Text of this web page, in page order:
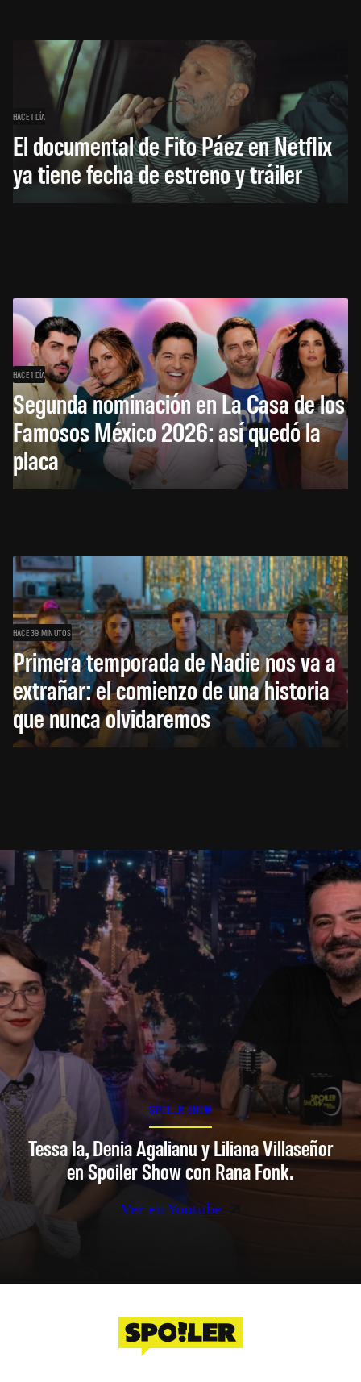
HACE 1 DÍA
El documental de Fito Páez en Netflix
ya tiene fecha de estreno y tráiler
HACE 1 DÍA
Segunda nominación en La Casa de los
Famosos México 2026: así quedó la
placa
HACE 39 MINUTOS
Primera temporada de Nadie nos va a
extrañar: el comienzo de una historia
que nunca olvidaremos
SPOILER SHOW
Tessa Ia, Denia Agalianu y Liliana Villaseñor
en Spoiler Show con Rana Fonk.
Ver en Youtube